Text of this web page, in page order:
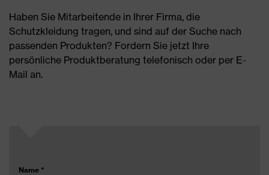
Haben Sie Mitarbeitende in Ihrer Firma, die
Schutzkleidung tragen, und sind auf der Suche nach
passenden Produkten? Fordern Sie jetzt Ihre
persönliche Produktberatung telefonisch oder per E-
Mail an.
Name *